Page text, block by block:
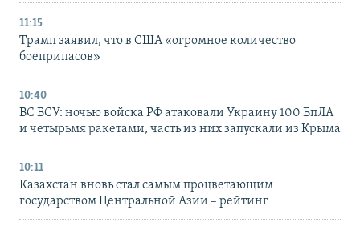
11:15
Трамп заявил, что в США «огромное количество
боеприпасов»
10:40
ВС ВСУ: ночью войска РФ атаковали Украину 100 БпЛА
и четырьмя ракетами, часть из них запускали из Крыма
10:11
Казахстан вновь стал самым процветающим
государством Центральной Азии – рейтинг